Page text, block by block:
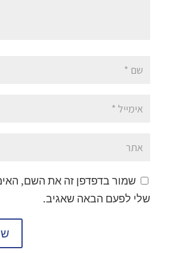
שמור בדפדפן זה את השם,
שלי לפעם הבאה שאגיב.